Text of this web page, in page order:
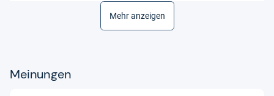
460
Produktart
Mehr anzeigen
Meinungen